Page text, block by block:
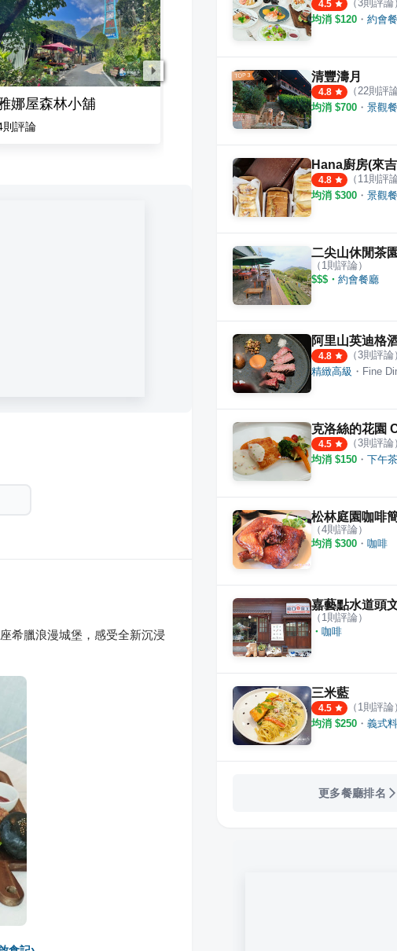
娜屋森林小舖
則評論
大埔美水龍院咖啡
11則評論
奧莉
希臘浪漫城堡，感受全新沉浸
4.5 （3則評論
均消 $120 ・ 約會
清豐濤月
4.8 （22則評論
均消 $700 ・ 景觀
Hana廚房(來
4.8 （ 11則評論
均消 $300 ・ 景觀
二尖山休閒茶園
（ 1 則評論）
$$$ ・ 約會餐廳
阿里山英迪格
4.8 （3則評論
精緻高級 ・ Fine
克洛絲的花園
4.5 （3則評論
均消 $150 ・ 下午茶
松林庭園咖啡
（4則評論）
均消 $300 ・ 咖啡
嘉藝點水道頭
（ 1 則評論）
・ 咖啡
三米藍
4.5 （ 1則評論
均消 $250 ・ 義式
更多餐廳排名